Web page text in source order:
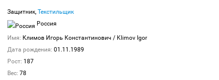
Защитник, Текстильщик
Россия
Имя: Климов Игорь Константинович / Klimov Igor
Дата рождения: 01.11.1989
Рост: 187
Вес: 78